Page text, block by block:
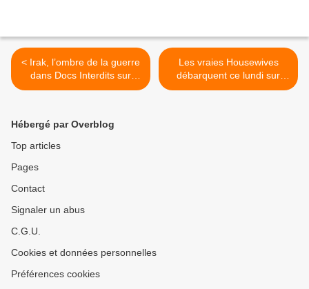
< Irak, l’ombre de la guerre
dans Docs Interdits sur
France 3
Les vraies Housewives
débarquent ce lundi sur
NT1 >
Hébergé par Overblog
Top articles
Pages
Contact
Signaler un abus
C.G.U.
Cookies et données personnelles
Préférences cookies